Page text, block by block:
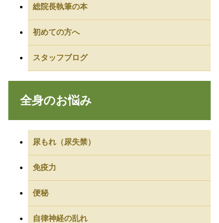
総院長執筆の本
初めての方へ
スタッフブログ
全身のお悩み
尿もれ（尿失禁）
免疫力
便秘
自律神経の乱れ